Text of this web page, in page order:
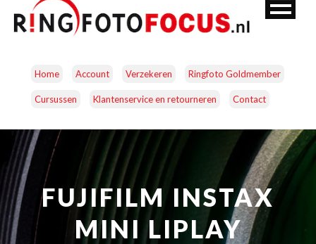
Home Account Verzekeren Ringfoto Goldmember
Cursussen Klantenservice en retourneren Contact
CAMERA’S OBJECTIEVEN ACCESSOIRES
NATUUROBSERVATIE MEDIA EN ENERGIE
STUDIOFOTOGRAFIE OCCASIONS
FUJIFILM INSTAX
MINI LIPLAY